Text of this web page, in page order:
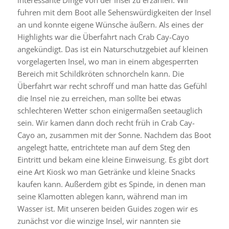
fuhren mit dem Boot alle Sehenswürdigkeiten der Insel
an und konnte eigene Wünsche äußern. Als eines der
Highlights war die Überfahrt nach Crab Cay-Cayo
angekündigt. Das ist ein Naturschutzgebiet auf kleinen
vorgelagerten Insel, wo man in einem abgesperrten
Bereich mit Schildkröten schnorcheln kann. Die
Überfahrt war recht schroff und man hatte das Gefühl
die Insel nie zu erreichen, man sollte bei etwas
schlechteren Wetter schon einigermaßen seetauglich
sein. Wir kamen dann doch recht früh in Crab Cay-
Cayo an, zusammen mit der Sonne. Nachdem das Boot
angelegt hatte, entrichtete man auf dem Steg den
Eintritt und bekam eine kleine Einweisung. Es gibt dort
eine Art Kiosk wo man Getränke und kleine Snacks
kaufen kann. Außerdem gibt es Spinde, in denen man
seine Klamotten ablegen kann, während man im
Wasser ist. Mit unseren beiden Guides zogen wir es
zunächst vor die winzige Insel, wir nannten sie